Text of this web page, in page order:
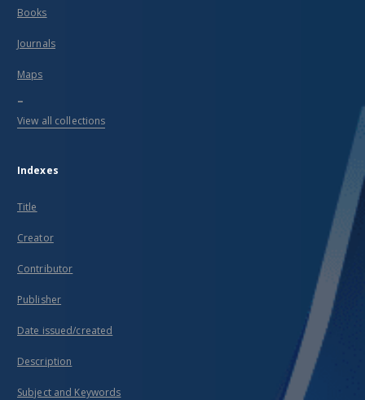
Books
Journals
Maps
...
View all collections
Indexes
Title
Creator
Contributor
Publisher
Date issued/created
Description
Subject and Keywords